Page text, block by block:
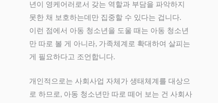
년이 영케어러로서 갖는 역할과 부담을 파악하지
못한 채 보호하는데만 집중할 수 있다는 겁니다.
이런 점에서 아동 청소년을 도울 때는 아동 청소년
만 따로 볼 게 아니라, 가족체계로 확대하여 살피는
게 필요하다고 조언합니다.
개인적으로는 사회사업 자체가 생태체계를 대상으
로 하므로, 아동 청소년만 따로 떼어 보는 건 사회사